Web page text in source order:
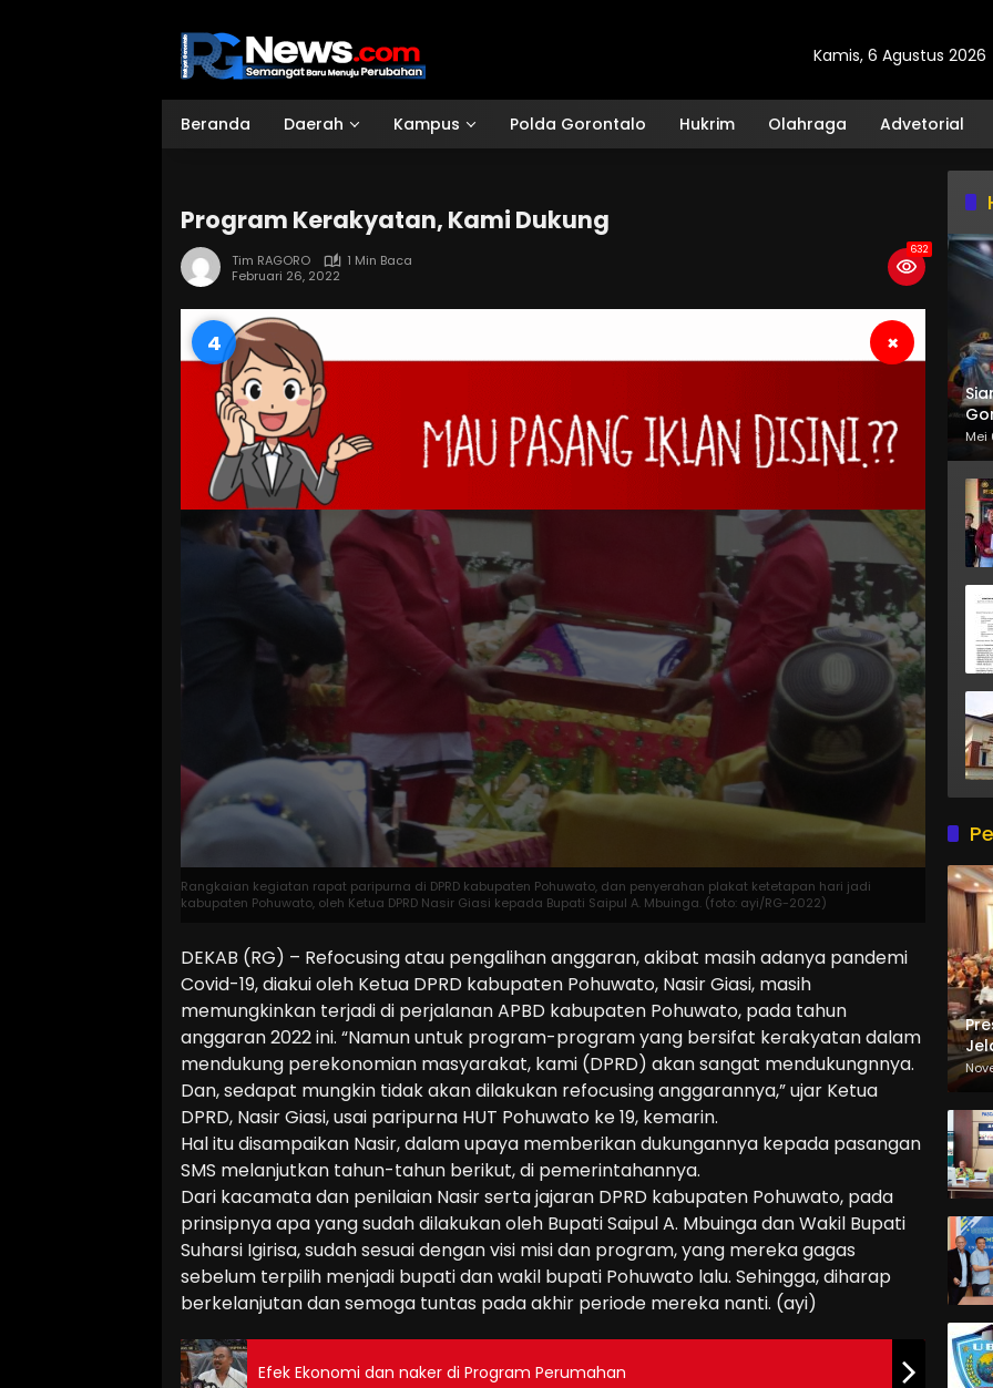
Kamis, 6 Agustus 2026
Beranda Daerah Kampus Polda Gorontalo Hukrim Olahraga Advetorial
Program Kerakyatan, Kami Dukung
Tim RAGORO
1 Min Baca
Februari 26, 2022
632
3 ×
Rangkaian kegiatan rapat paripurna di DPRD kabupaten Pohuwato, dan penyerahan plakat ketetapan hari jadi
kabupaten Pohuwato, oleh Ketua DPRD Nasir Giasi kepada Bupati Saipul A. Mbuinga. (foto: ayi/RG-2022)
DEKAB (RG) – Refocusing atau pengalihan anggaran, akibat masih adanya pandemi
Covid-19, diakui oleh Ketua DPRD kabupaten Pohuwato, Nasir Giasi, masih
memungkinkan terjadi di perjalanan APBD kabupaten Pohuwato, pada tahun
anggaran 2022 ini. “Namun untuk program-program yang bersifat kerakyatan dalam
mendukung perekonomian masyarakat, kami (DPRD) akan sangat mendukungnnya.
Dan, sedapat mungkin tidak akan dilakukan refocusing anggarannya,” ujar Ketua
DPRD, Nasir Giasi, usai paripurna HUT Pohuwato ke 19, kemarin.
Hal itu disampaikan Nasir, dalam upaya memberikan dukungannya kepada pasangan
SMS melanjutkan tahun-tahun berikut, di pemerintahannya.
Dari kacamata dan penilaian Nasir serta jajaran DPRD kabupaten Pohuwato, pada
prinsipnya apa yang sudah dilakukan oleh Bupati Saipul A. Mbuinga dan Wakil Bupati
Suharsi Igirisa, sudah sesuai dengan visi misi dan program, yang mereka gagas
sebelum terpilih menjadi bupati dan wakil bupati Pohuwato lalu. Sehingga, diharap
berkelanjutan dan semoga tuntas pada akhir periode mereka nanti. (ayi)
Efek Ekonomi dan naker di Program Perumahan
Mei